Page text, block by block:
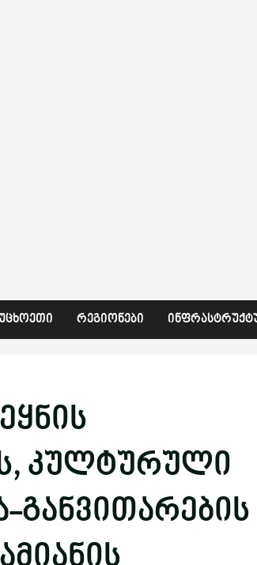
ᲠᲔᲒᲘᲝᲜᲔᲑᲘ
კულტურული
განვითარების